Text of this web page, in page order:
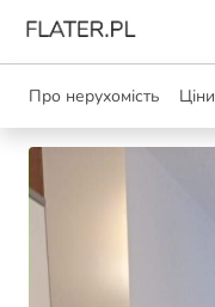
Про нерухомість Ціни